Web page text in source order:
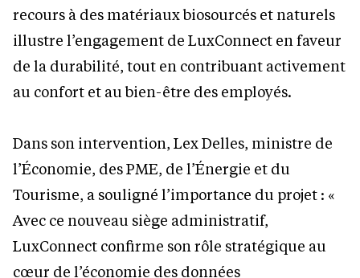
recours à des matériaux biosourcés et naturels
illustre l’engagement de LuxConnect en faveur
de la durabilité, tout en contribuant activement
au confort et au bien-être des employés.
Dans son intervention, Lex Delles, ministre de
l’Économie, des PME, de l’Énergie et du
Tourisme, a souligné l’importance du projet : «
Avec ce nouveau siège administratif,
LuxConnect confirme son rôle stratégique au
cœur de l’économie des données